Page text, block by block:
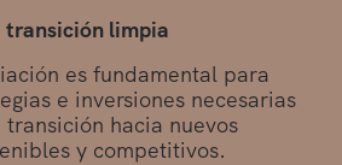
transición limpia
es fundamental para
e inversiones necesarias
hacia nuevos
y competitivos.